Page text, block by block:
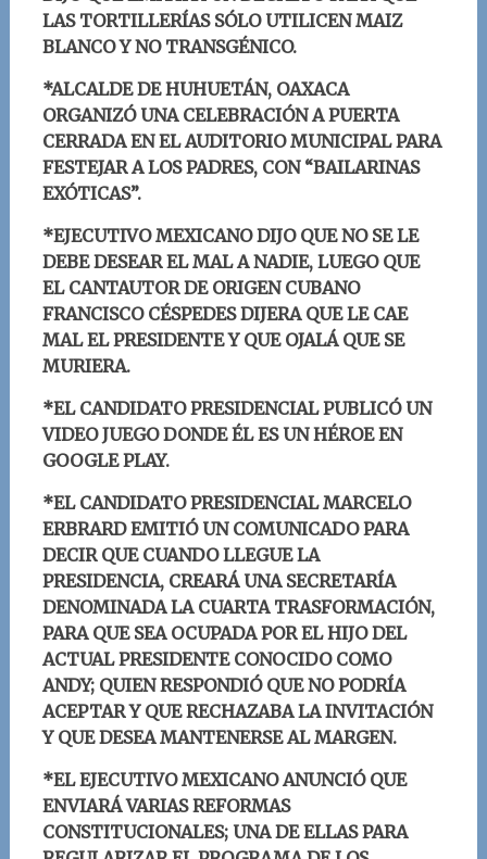
LAS TORTILLERÍAS SÓLO UTILICEN MAIZ
BLANCO Y NO TRANSGÉNICO.
*ALCALDE DE HUHUETÁN, OAXACA
ORGANIZÓ UNA CELEBRACIÓN A PUERTA
CERRADA EN EL AUDITORIO MUNICIPAL PARA
FESTEJAR A LOS PADRES, CON “BAILARINAS
EXÓTICAS”.
*EJECUTIVO MEXICANO DIJO QUE NO SE LE
DEBE DESEAR EL MAL A NADIE, LUEGO QUE
EL CANTAUTOR DE ORIGEN CUBANO
FRANCISCO CÉSPEDES DIJERA QUE LE CAE
MAL EL PRESIDENTE Y QUE OJALÁ QUE SE
MURIERA.
*EL CANDIDATO PRESIDENCIAL PUBLICÓ UN
VIDEO JUEGO DONDE ÉL ES UN HÉROE EN
GOOGLE PLAY.
*EL CANDIDATO PRESIDENCIAL MARCELO
ERBRARD EMITIÓ UN COMUNICADO PARA
DECIR QUE CUANDO LLEGUE LA
PRESIDENCIA, CREARÁ UNA SECRETARÍA
DENOMINADA LA CUARTA TRASFORMACIÓN,
PARA QUE SEA OCUPADA POR EL HIJO DEL
ACTUAL PRESIDENTE CONOCIDO COMO
ANDY; QUIEN RESPONDIÓ QUE NO PODRÍA
ACEPTAR Y QUE RECHAZABA LA INVITACIÓN
Y QUE DESEA MANTENERSE AL MARGEN.
*EL EJECUTIVO MEXICANO ANUNCIÓ QUE
ENVIARÁ VARIAS REFORMAS
CONSTITUCIONALES; UNA DE ELLAS PARA